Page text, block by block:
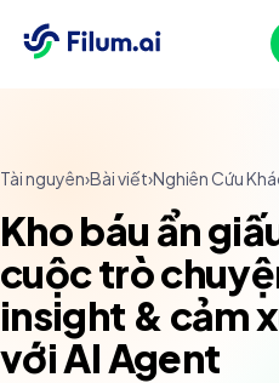
Tài nguyên›Bài viết›Nghiên Cứu
Kho báu ẩn
cuộc trò
insight & cảm
với AI Agent